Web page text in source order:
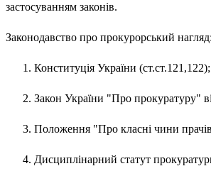
застосуванням законів.
Законодавство про прокурорський нагляд:
Конституція України (ст.ст.121,122);
Закон України "Про прокуратуру"
Положення "Про класні чини
Дисциплінарний статут